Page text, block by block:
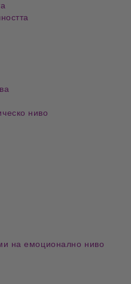
ниво
на емоционално ниво